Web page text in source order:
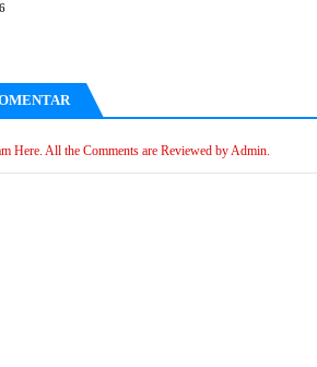
Here. All the Comments are Reviewed by Admin.